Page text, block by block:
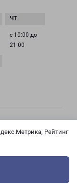
Рейтинг
с 10:00 до
21:00